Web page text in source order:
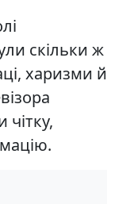
скільки ж
харизми й
чітку,